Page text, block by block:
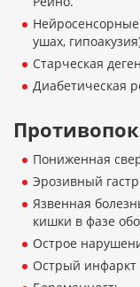
ушах,
Старческая
Диабетическая
Пониженная
Эрозивный
Язвенная
кишки в фазе
Острое
Острый инфаркт